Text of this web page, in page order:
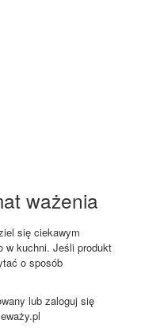
ważenia
się ciekawym
w kuchni. Jeśli produkt
o sposób
lub zaloguj się